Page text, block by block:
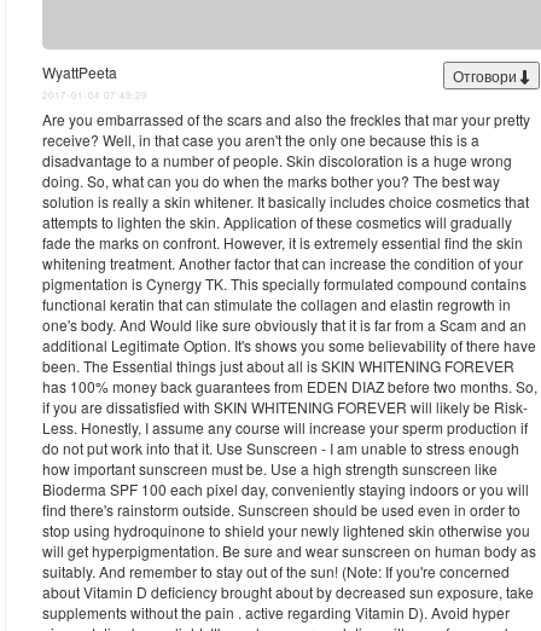
WyattPeeta
2017-01-04 07:49:29
Are you embarrassed of the scars and also the freckles that mar your pretty
receive? Well, in that case you aren't the only one because this is a
disadvantage to a number of people. Skin discoloration is a huge wrong
doing. So, what can you do when the marks bother you? The best way
solution is really a skin whitener. It basically includes choice cosmetics that
attempts to lighten the skin. Application of these cosmetics will gradually
fade the marks on confront. However, it is extremely essential find the skin
whitening treatment. Another factor that can increase the condition of your
pigmentation is Cynergy TK. This specially formulated compound contains
functional keratin that can stimulate the collagen and elastin regrowth in
one's body. And Would like sure obviously that it is far from a Scam and an
additional Legitimate Option. It's shows you some believability of there have
been. The Essential things just about all is SKIN WHITENING FOREVER
has 100% money back guarantees from EDEN DIAZ before two months. So,
if you are dissatisfied with SKIN WHITENING FOREVER will likely be Risk-
Less. Honestly, I assume any course will increase your sperm production if
do not put work into that it. Use Sunscreen - I am unable to stress enough
how important sunscreen must be. Use a high strength sunscreen like
Bioderma SPF 100 each pixel day, conveniently staying indoors or you will
find there's rainstorm outside. Sunscreen should be used even in order to
stop using hydroquinone to shield your newly lightened skin otherwise you
will get hyperpigmentation. Be sure and wear sunscreen on human body as
suitably. And remember to stay out of the sun! (Note: If you're concerned
about Vitamin D deficiency brought about by decreased sun exposure, take
supplements without the pain . active regarding Vitamin D). Avoid hyper
Отговори